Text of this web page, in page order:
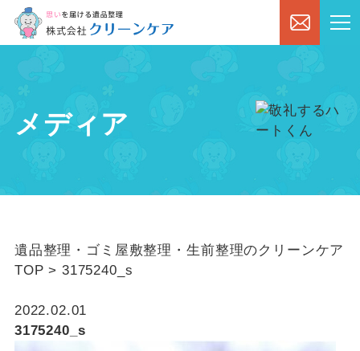
メディア
遺品整理・ゴミ屋敷整理・生前整理のクリーンケア
TOP > 3175240_s
2022.02.01
3175240_s